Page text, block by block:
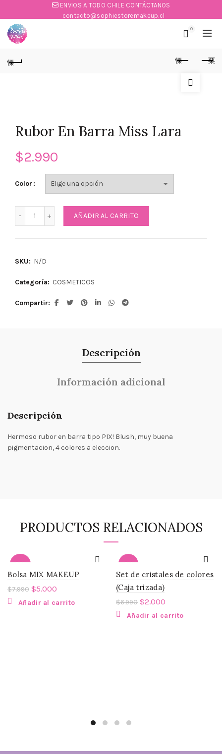
ENVIOS A TODO CHILE CONTÁCTANOS
contacto@sophiestoremakeup.cl
0
Rubor En Barra Miss Lara
$2.990
Color
Rubor En Barra Miss Lara cantidad
AÑADIR AL CARRITO
SKU: N/D
Categoría: COSMETICOS
Compartir
Descripción
Información adicional
Descripción
Hermoso rubor en barra tipo PIX! Blush, muy buena
pigmentacion, 4 colores a eleccion.
PRODUCTOS RELACIONADOS
-37%
Bolsa MIX MAKEUP
$7.990 $5.000
Añadir al carrito
-71%
Set de cristales de colores
(Caja trizada)
$6.990 $2.000
Añadir al carrito